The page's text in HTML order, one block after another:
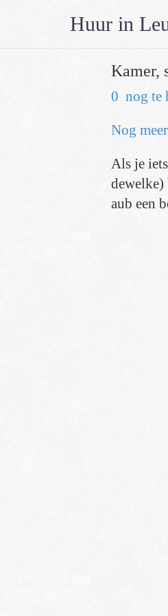
Huur in
Kamer,
0 nog te
Nog
Als je
dewelke)
aub een